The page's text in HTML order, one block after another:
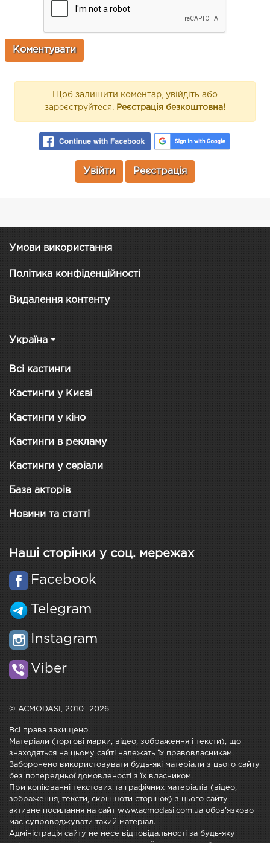
Щоб залишити коментар, увійдіть або
зареєструйтеся. Реєстрація безкоштовна!
Увійти Реєстрація
Умови використання
Політика конфіденційності
Видалення контенту
Україна
Всі кастинги
Кастинги у Києві
Кастинги у кіно
Кастинги в рекламу
Кастинги у серіали
База акторів
Новини та статті
Наші сторінки у соц. мережах
Facebook
Telegram
Instagram
Viber
© ACMODASI, 2010 -2026
Всі права захищено.
Матеріали (торгові марки, відео, зображення і тексти), що
знаходяться на цьому сайті належать їх правовласникам.
Заборонено використовувати будь-які матеріали з цього сайту
без попередньої домовленості з їх власником.
При копіюванні текстових та графічних матеріалів (відео,
зображення, тексти, скріншоти сторінок) з цього сайту
активне посилання на сайт www.acmodasi.com.ua обов'язково
має супроводжувати такий матеріал.
Адміністрація сайту не несе відповідальності за будь-яку